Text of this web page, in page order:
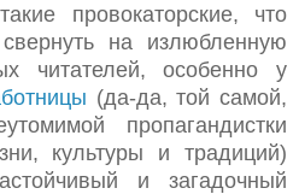
провокаторские, что
на излюбленную
читателей, особенно у
(да-да, той самой,
пропагандистки
культуры и традиций)
и загадочный